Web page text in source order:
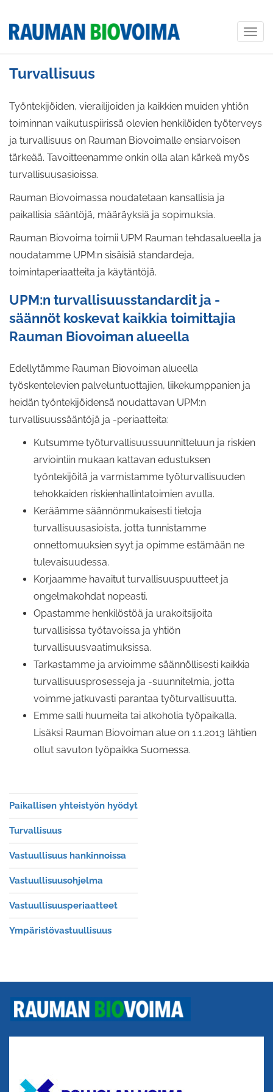
Turvallisuus
Työntekijöiden, vierailijoiden ja kaikkien muiden yhtiön
toiminnan vaikutuspiirissä olevien henkilöiden työterveys
ja turvallisuus on Rauman Biovoimalle ensiarvoisen
tärkeää. Tavoitteenamme onkin olla alan kärkeä myös
turvallisuusasioissa.
Rauman Biovoimassa noudatetaan kansallisia ja
paikallisia sääntöjä, määräyksiä ja sopimuksia.
Rauman Biovoima toimii UPM Rauman tehdasalueella ja
noudatamme UPM:n sisäisiä standardeja,
toimintaperiaatteita ja käytäntöjä.
UPM:n turvallisuusstandardit ja -
säännöt koskevat kaikkia toimittajia
Rauman Biovoiman alueella
Edellytämme Rauman Biovoiman alueella
työskentelevien palveluntuottajien, liikekumppanien ja
heidän työntekijöidensä noudattavan UPM:n
turvallisuussääntöjä ja -periaatteita:
Kutsumme työturvallisuussuunnitteluun ja riskien
arviointiin mukaan kattavan edustuksen
työntekijöitä ja varmistamme työturvallisuuden
tehokkaiden riskienhallintatoimien avulla.
Keräämme säännönmukaisesti tietoja
turvallisuusasioista, jotta tunnistamme
onnettomuuksien syyt ja opimme estämään ne
tulevaisuudessa.
Korjaamme havaitut turvallisuuspuutteet ja
ongelmakohdat nopeasti.
Opastamme henkilöstöä ja urakoitsijoita
turvallisissa työtavoissa ja yhtiön
turvallisuusvaatimuksissa.
Tarkastamme ja arvioimme säännöllisesti kaikkia
turvallisuusprosesseja ja -suunnitelmia, jotta
voimme jatkuvasti parantaa työturvallisuutta.
Emme salli huumeita tai alkoholia työpaikalla.
Lisäksi Rauman Biovoiman alue on 1.1.2013 lähtien
ollut savuton työpaikka Suomessa.
Paikallisen yhteistyön hyödyt
Turvallisuus
Vastuullisuus hankinnoissa
Vastuullisuusohjelma
Vastuullisuusperiaatteet
Ympäristövastuullisuus